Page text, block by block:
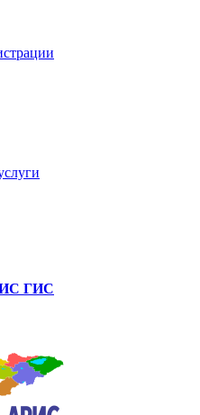
ГИС